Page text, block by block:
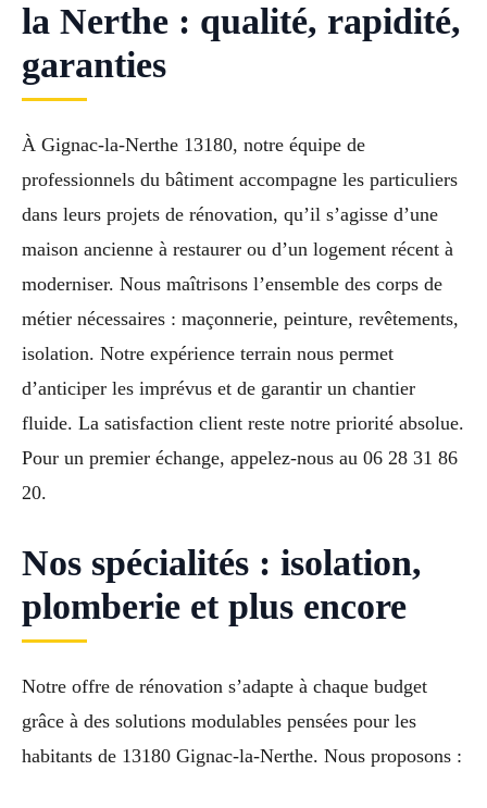
la Nerthe : qualité, rapidité,
garanties
À Gignac-la-Nerthe 13180, notre équipe de
professionnels du bâtiment accompagne les particuliers
dans leurs projets de rénovation, qu’il s’agisse d’une
maison ancienne à restaurer ou d’un logement récent à
moderniser. Nous maîtrisons l’ensemble des corps de
métier nécessaires : maçonnerie, peinture, revêtements,
isolation. Notre expérience terrain nous permet
d’anticiper les imprévus et de garantir un chantier
fluide. La satisfaction client reste notre priorité absolue.
Pour un premier échange, appelez-nous au 06 28 31 86
20.
Nos spécialités : isolation,
plomberie et plus encore
Notre offre de rénovation s’adapte à chaque budget
grâce à des solutions modulables pensées pour les
habitants de 13180 Gignac-la-Nerthe. Nous proposons :